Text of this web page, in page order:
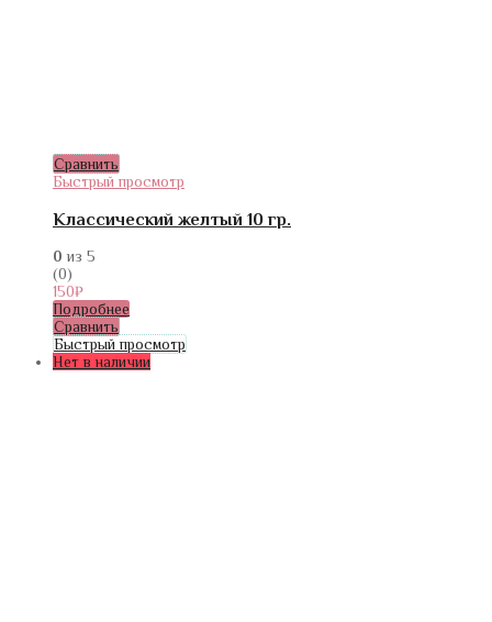
Сравнить
Быстрый просмотр
Классический желтый 10 гр.
0 из 5
(0)
150₽
Подробнее
Сравнить
Быстрый просмотр
Нет в наличии